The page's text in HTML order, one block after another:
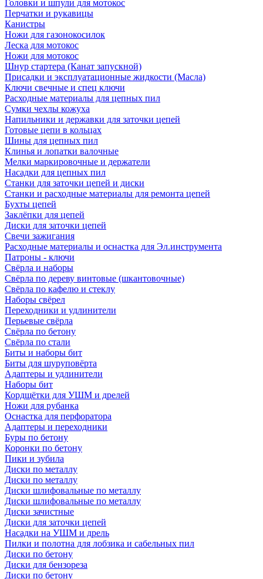
Головки и шпули для мотокос
Перчатки и рукавицы
Канистры
Ножи для газонокосилок
Леска для мотокос
Ножи для мотокос
Шнур стартера (Канат запускной)
Присадки и эксплуатационные жидкости (Масла)
Ключи свечные и спец ключи
Расходные материалы для цепных пил
Сумки чехлы кожуха
Напильники и державки для заточки цепей
Готовые цепи в кольцах
Шины для цепных пил
Клинья и лопатки валочные
Мелки маркировочные и держатели
Насадки для цепных пил
Станки для заточки цепей и диски
Станки и расходные материалы для ремонта цепей
Бухты цепей
Заклёпки для цепей
Диски для заточки цепей
Свечи зажигания
Расходные материалы и оснастка для Эл.инструмента
Патроны - ключи
Свёрла и наборы
Свёрла по дереву винтовые (шкантовочные)
Свёрла по кафелю и стеклу
Наборы свёрел
Переходники и удлинители
Перьевые свёрла
Свёрла по бетону
Свёрла по стали
Биты и наборы бит
Биты для шуруповёрта
Адаптеры и удлинители
Наборы бит
Кордщётки для УШМ и дрелей
Ножи для рубанка
Оснастка для перфоратора
Адаптеры и переходники
Буры по бетону
Коронки по бетону
Пики и зубила
Диски по металлу
Диски по металлу
Диски шлифовальные по металлу
Диски шлифовальные по металлу
Диски зачистные
Диски для заточки цепей
Насадки на УШМ и дрель
Пилки и полотна для лобзика и сабельных пил
Диски по бетону
Диски для бензореза
Диски по бетону